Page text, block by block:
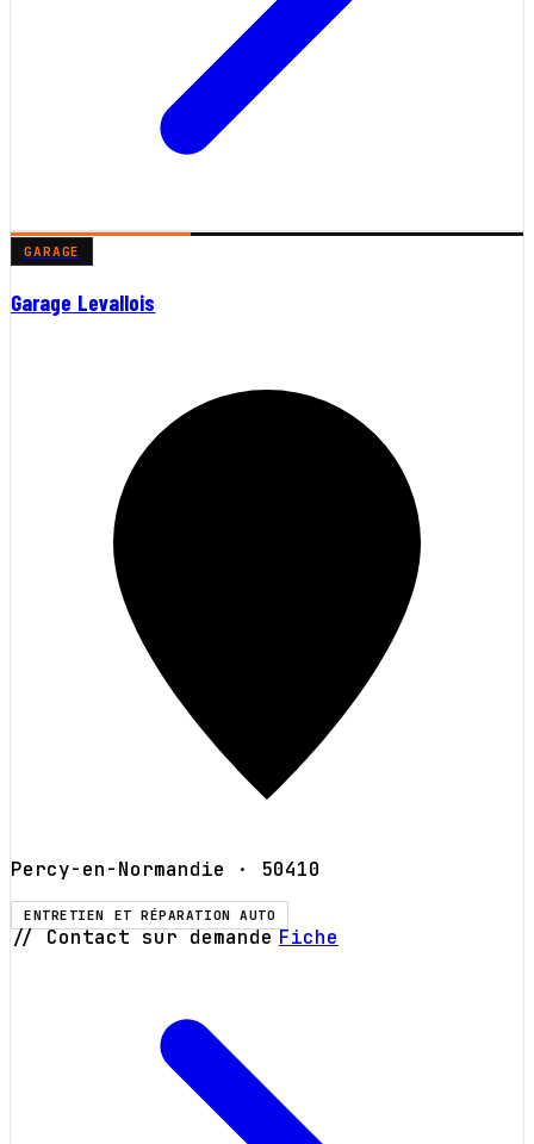
GARAGE
Garage Levallois
Percy-en-Normandie · 50410
ENTRETIEN ET RÉPARATION AUTO
// Contact sur demande Fiche